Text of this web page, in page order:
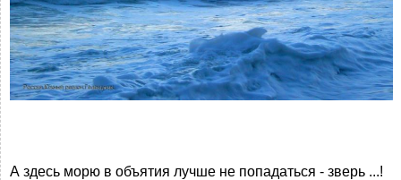
А здесь морю в объятия лучше не попадаться - зверь ...!